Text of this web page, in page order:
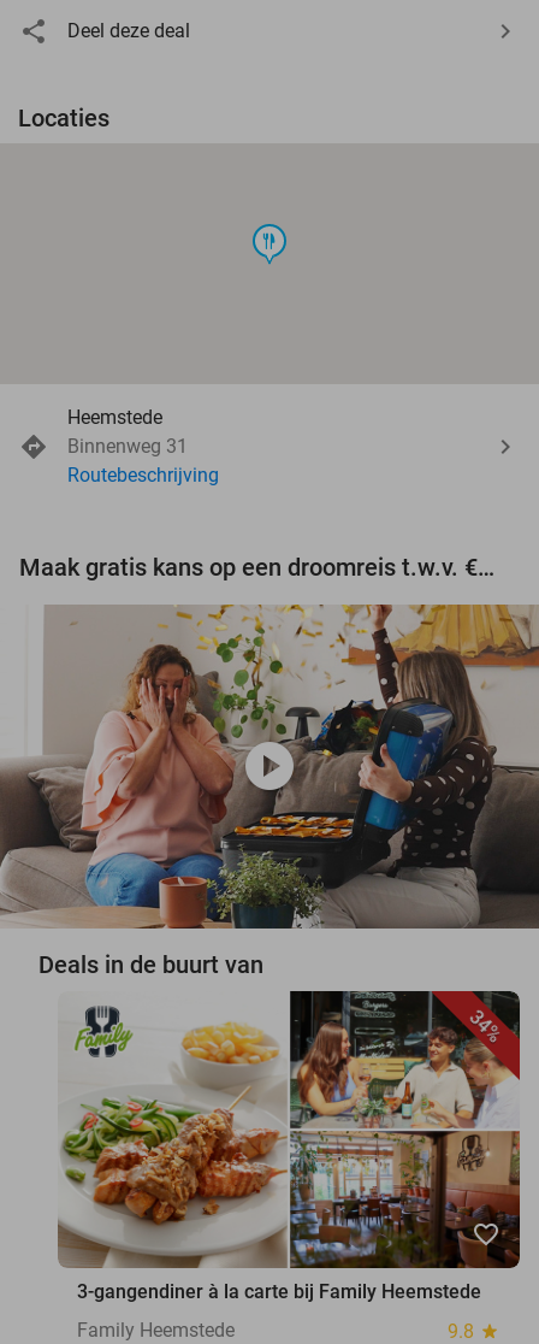
Deel deze deal
Locaties
food
Heemstede
Binnenweg 31
Routebeschrijving
Maak gratis kans op een droomreis t.w.v. €3.000!
play_circle
Deals in de buurt van
34%
favorite_border
3-gangendiner à la carte bij Family Heemstede
Family Heemstede
9.8 star